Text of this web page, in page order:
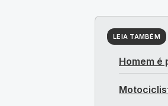
LEIA TAMBÉM
Homem é